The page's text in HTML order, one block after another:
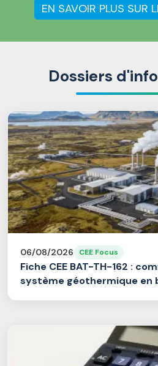
EN SAVOIR PLUS SUR
Dossiers
06/08/2026 CEE Focus
Fiche CEE BAT-TH-162 :
système géothermique en